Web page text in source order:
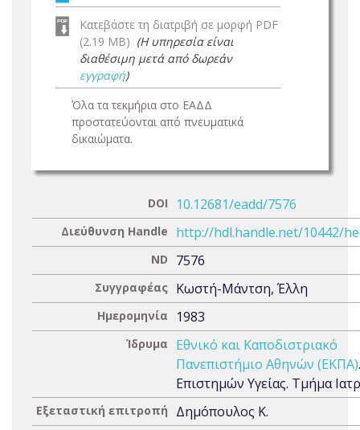
Κατεβάστε τη διατριβή σε μορφή PDF
(2.19 MB) (Η υπηρεσία είναι
διαθέσιμη μετά από δωρεάν
εγγραφή)
Όλα τα τεκμήρια στο ΕΑΔΔ
προστατεύονται από πνευματικά
δικαιώματα.
DOI 10.12681/eadd/7576
Διεύθυνση Handle http://hdl.handle.net/10442/
ND 7576
Συγγραφέας Κωστή-Μάντση, Έλλη
Ημερομηνία 1983
Ίδρυμα
Εθνικό και Καποδιστριακό
Πανεπιστήμιο Αθηνών (ΕΚΠΑ)
Επιστημών Υγείας. Τμήμα
Εξεταστική επιτροπή Δημόπουλος Κ.